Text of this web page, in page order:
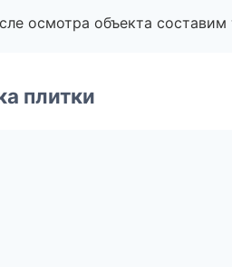
осмотра объекта
плитки